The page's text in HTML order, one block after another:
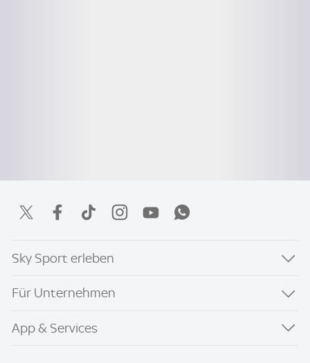
Sky Sport erleben
Für Unternehmen
App & Services